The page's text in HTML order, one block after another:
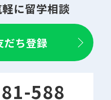
に留学相談
だち登録
588